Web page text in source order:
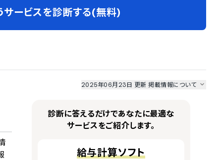
サービスを診断する(無料)
2025年06月23日 更新掲載情報について
一部
PRONIアイミツSaaS
のサービスデータを参照しています。
人事DX最強ナビ編集部 情報取得元
診断に答えるだけであなたに最適な
サービスをご紹介します。
給与計算ソフト